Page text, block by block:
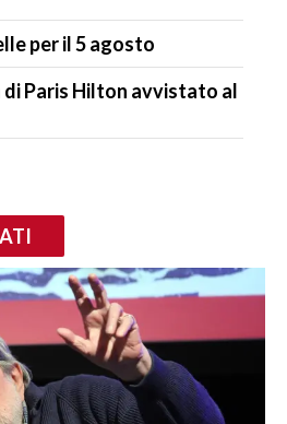
per il 5 agosto
di Paris Hilton avvistato al